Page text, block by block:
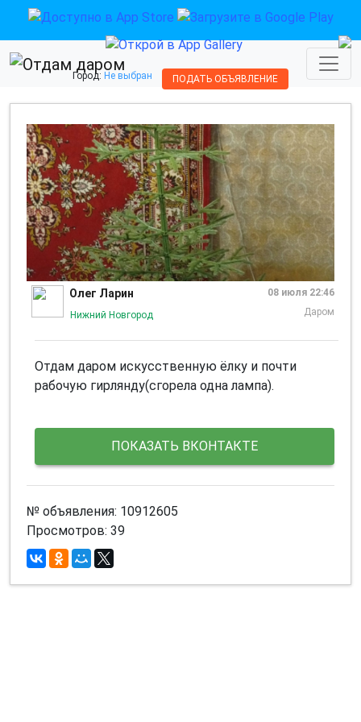
Город: Не выбран ПОДАТЬ ОБЪЯВЛЕНИЕ
Олег Ларин
Нижний Новгород
08 июля 22:46
Даром
Отдам даром искусственную ёлку и почти
рабочую гирлянду(сгорела одна лампа).
ПОКАЗАТЬ ВКОНТАКТЕ
№ объявления: 10912605
Просмотров: 39